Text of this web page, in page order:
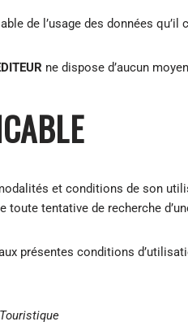
de l’usage des données
ne dispose d’aucun
et conditions de son
toute tentative de recherche
présentes conditions